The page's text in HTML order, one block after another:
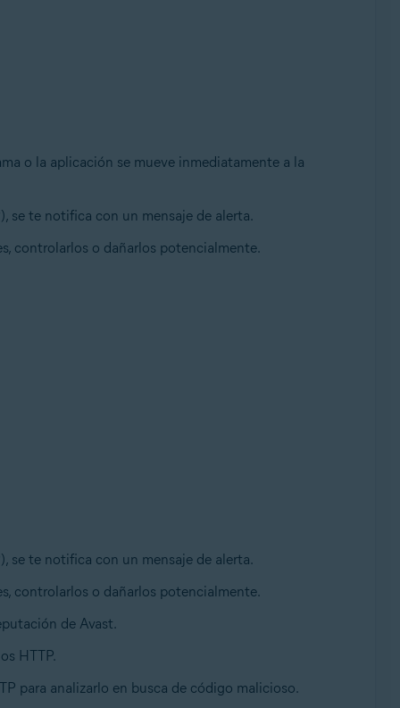
o la aplicación se mueve inmediatamente a la
se te notifica con un mensaje de alerta.
controlarlos o dañarlos potencialmente.
se te notifica con un mensaje de alerta.
controlarlos o dañarlos potencialmente.
de Avast.
HTTP.
para analizarlo en busca de código malicioso.